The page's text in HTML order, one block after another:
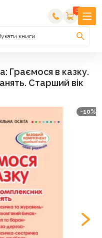
0
книги
Граємося в казку.
Старший вік
-10%